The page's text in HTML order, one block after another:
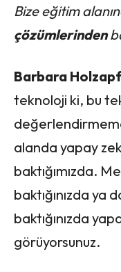
Bize eğitim
çözümlerinden
Barbara
teknoloji ki, bu
alanda yapay
baktığımızda.
baktığınızda ya
baktığınızda
görüyorsunuz.